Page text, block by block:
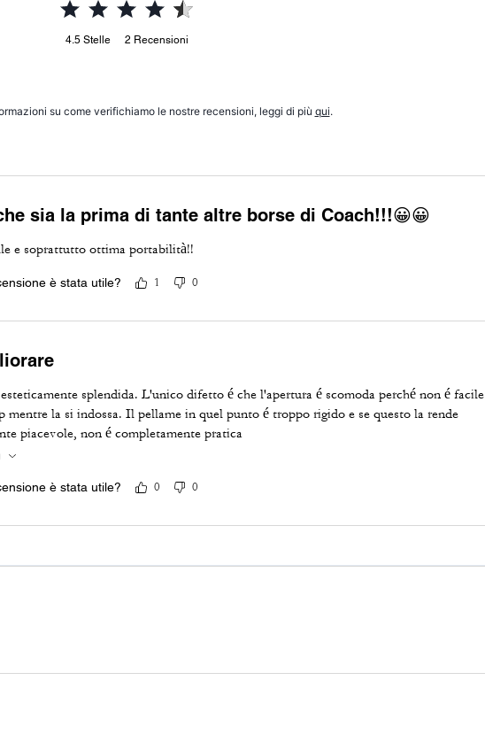
4.5 Stelle 2 Recensioni
su come verifichiamo le nostre recensioni, leggi di più qui.
sia la prima di tante altre borse di Coach!!!😀😀
e soprattutto ottima portabilità!!
è stata utile? 1 0
splendida. L'unico difetto é che l'apertura é scomoda perché non é facile
mentre la si indossa. Il pellame in quel punto é troppo rigido e se questo la rende
piacevole, non é completamente pratica
è stata utile? 0 0